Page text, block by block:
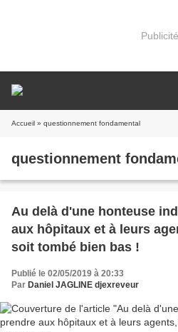
Publicité
Accueil » questionnement fondamental
questionnement
Au delà d'une honteuse
aux hôpitaux et à leurs
soit tombé bien bas !
Publié le 02/05/2019 à 20:33
Par Daniel JAGLINE djexreveur